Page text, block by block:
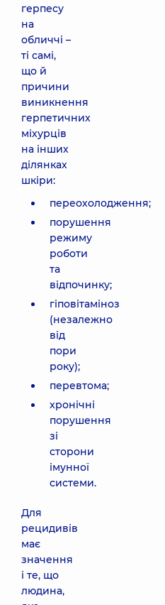
герпесу
на
обличчі –
ті самі,
що й
причини
виникнення
герпетичних
міхурців
на інших
ділянках
шкіри:
переохолодження;
порушення
режиму
роботи
та
відпочинку;
гіповітаміноз
(незалежно
від
пори
року);
перевтома;
хронічні
порушення
зі
сторони
імунної
системи.
Для
рецидивів
має
значення
і те, що
людина,